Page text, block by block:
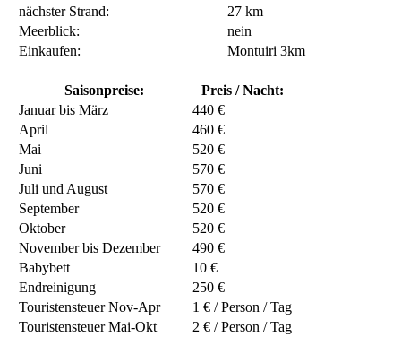
nächster Strand:
27 km
Meerblick:
nein
Einkaufen:
Montuiri 3km
Saisonpreise:
Preis / Nacht:
Januar bis März
440 €
April
460 €
Mai
520 €
Juni
570 €
Juli und August
570 €
September
520 €
Oktober
520 €
November bis Dezember
490 €
Babybett
10 €
Endreinigung
250 €
Touristensteuer Nov-Apr
1 € / Person / Tag
Touristensteuer Mai-Okt
2 € / Person / Tag